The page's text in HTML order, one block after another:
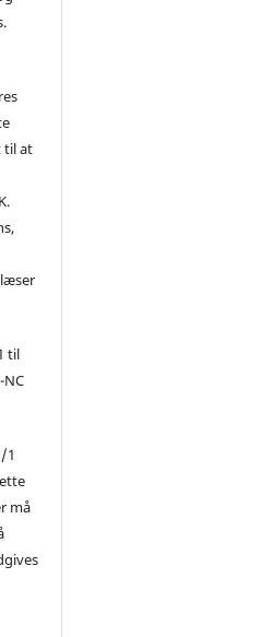
til at
til
NC
1
må